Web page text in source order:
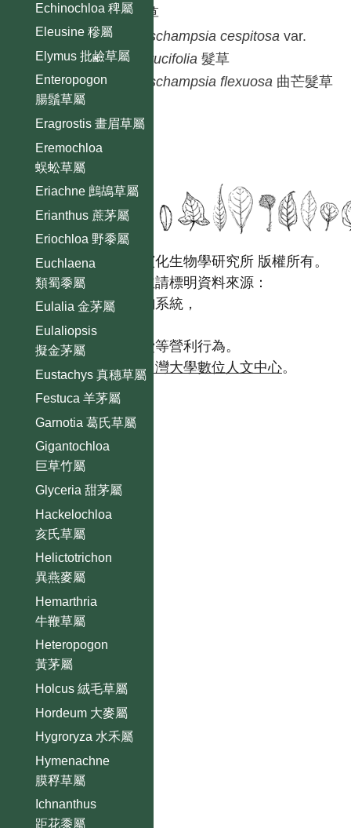
Echinochloa 稗屬
Eleusine 穇屬
Elymus 批鹼草屬
Enteropogon
腸鬚草屬
Eragrostis 畫眉草屬
Eremochloa
蜈蚣草屬
Eriachne 鷓鴣草屬
Erianthus 蔗茅屬
Eriochloa 野黍屬
Euchlaena
類蜀黍屬
Eulalia 金茅屬
Eulaliopsis
擬金茅屬
Eustachys 真穗草屬
Festuca 羊茅屬
Garnotia 葛氏草屬
Gigantochloa
巨草竹屬
Glyceria 甜茅屬
Hackelochloa
亥氏草屬
Helictotrichon
異燕麥屬
Hemarthria
牛鞭草屬
Heteropogon
黃茅屬
Holcus 絨毛草屬
Hordeum 大麥屬
Hygroryza 水禾屬
Hymenachne
膜稃草屬
Ichnanthus
距花黍屬
髮草
Deschampsia cespitosavar.
festucifolia 髮草
Deschampsia flexuosa 曲芒髮草
國立台灣大學生態學與演化生物學研究所 版權所有。
歡迎引用本網站資料，並請標明資料來源：
【台灣植物資訊整合查詢系統，
https://tai2.ntu.edu.tw。】
且不得有收取資料查詢費等營利行為。
如需商業使用，請聯繫台灣大學數位人文中心。